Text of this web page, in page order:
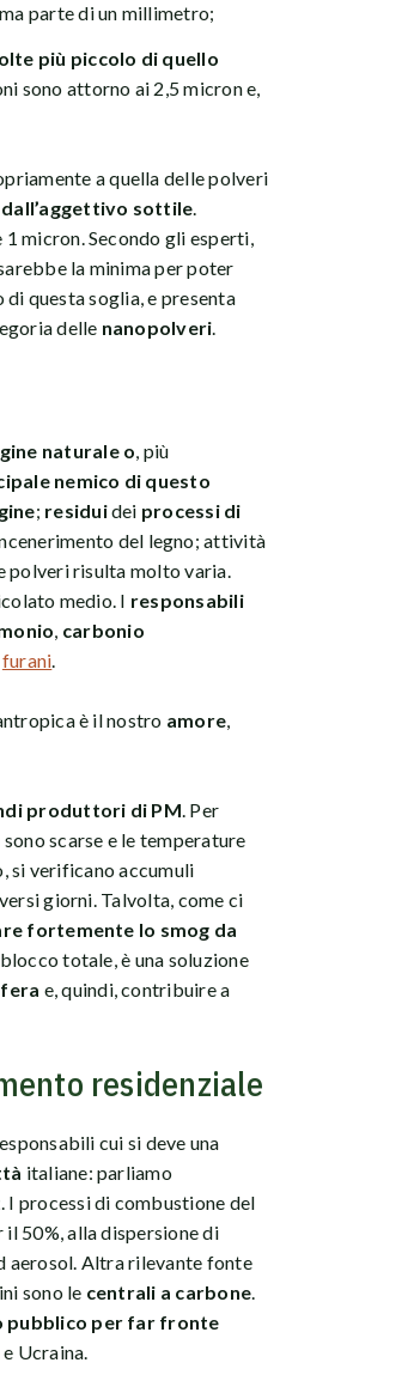
parte di un millimetro;
più piccolo di quello
sono attorno ai 2,5 micron e,
a quella delle polveri
sottile.
micron. Secondo gli esperti,
la minima per poter
questa soglia, e presenta
delle nanopolveri.
naturale o, più
nemico di questo
; residuidei processi di
del legno; attività
polveri risulta molto varia.
medio. I responsabili
, carbonio
furani.
è il nostro amore,
produttori di PM. Per
scarse e le temperature
si verificano accumuli
giorni. Talvolta, come ci
fortemente lo smog da
totale, è una soluzione
e, quindi, contribuire a
residenziale
cui si deve una
italiane: parliamo
. I processi di combustione del
50%, alla dispersione di
aerosol. Altra rilevante fonte
sono le centrali a carbone.
per far fronte
Ucraina.